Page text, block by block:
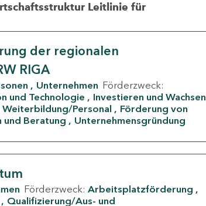
Leitlinie für
der regionalen
RIGA
Unternehmen Förderzweck:
und Technologie
Investieren und Wachsen
Personal
Förderung von
und Beratung Unternehmensgründung
Förderzweck: Arbeitsplatzförderung
Qualifizierung/Aus- und